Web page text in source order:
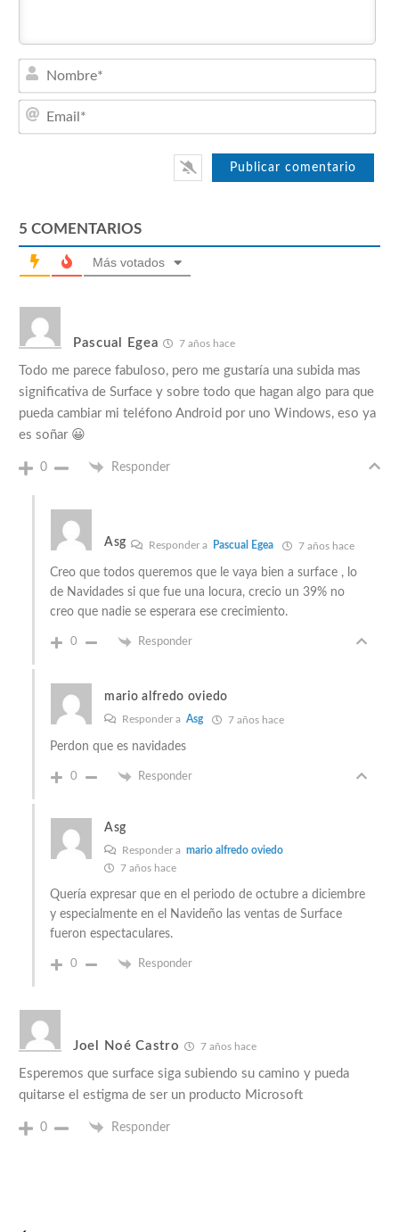
5 COMENTARIOS
Más votados
Pascual Egea 7 años hace
Todo me parece fabuloso, pero me gustaría una subida mas
significativa de Surface y sobre todo que hagan algo para que
pueda cambiar mi teléfono Android por uno Windows, eso ya
es soñar 😀
0 Responder
Asg Responder a Pascual Egea 7 años hace
Creo que todos queremos que le vaya bien a surface , lo
de Navidades si que fue una locura, crecio un 39% no
creo que nadie se esperara ese crecimiento.
0 Responder
mario alfredo oviedo
Responder a Asg 7 años hace
Perdon que es navidades
0 Responder
Asg
Responder a mario alfredo oviedo
7 años hace
Quería expresar que en el periodo de octubre a diciembre
y especialmente en el Navideño las ventas de Surface
fueron espectaculares.
0 Responder
Joel Noé Castro 7 años hace
Esperemos que surface siga subiendo su camino y pueda
quitarse el estigma de ser un producto Microsoft
0 Responder